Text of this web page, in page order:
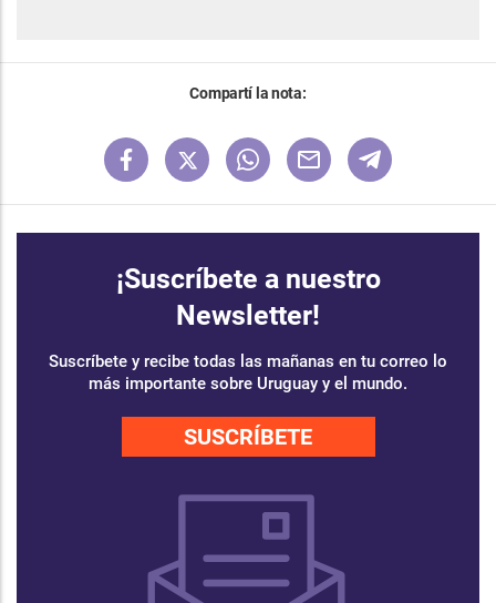
Compartí la nota:
¡Suscríbete a nuestro
Newsletter!
Suscríbete y recibe todas las mañanas en tu correo lo
más importante sobre Uruguay y el mundo.
SUSCRÍBETE